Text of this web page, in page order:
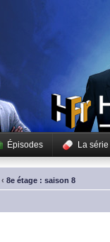
Épisodes La série
‹ 8e étage : saison 8